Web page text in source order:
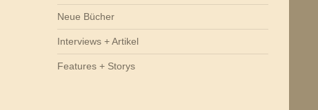
Neue Bücher
Interviews + Artikel
Features + Storys